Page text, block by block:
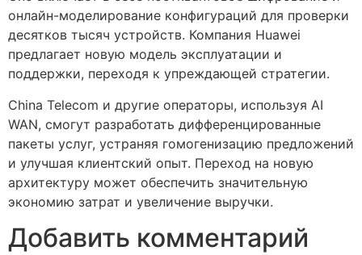
онлайн-моделирование конфигураций для проверки
десятков тысяч устройств. Компания Huawei
предлагает новую модель эксплуатации и
поддержки, переходя к упреждающей стратегии.
China Telecom и другие операторы, используя AI
WAN, смогут разработать дифференцированные
пакеты услуг, устраняя гомогенизацию предложений
и улучшая клиентский опыт. Переход на новую
архитектуру может обеспечить значительную
экономию затрат и увеличение выручки.
Добавить комментарий